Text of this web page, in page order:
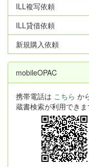
ILL複写依頼
ILL貸借依頼
新規購入依頼
mobileOPAC
携帯電話は こちら か
蔵書検索が利用できま